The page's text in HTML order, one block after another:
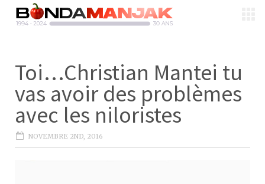
Toi…Christian Mantei tu
vas avoir des problèmes
avec les niloristes
NOVEMBRE 2ND, 2016